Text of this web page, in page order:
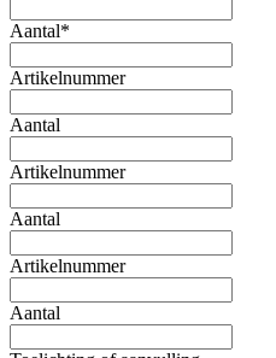
Aantal*
Artikelnummer
Aantal
Artikelnummer
Aantal
Artikelnummer
Aantal